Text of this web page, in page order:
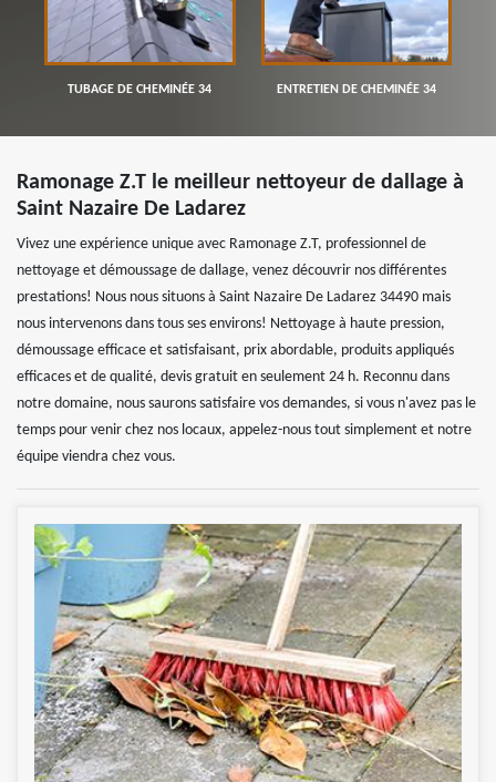
TUBAGE DE CHEMINÉE 34 ENTRETIEN DE CHEMINÉE 34
Ramonage Z.T le meilleur nettoyeur de dallage à
Saint Nazaire De Ladarez
Vivez une expérience unique avec Ramonage Z.T, professionnel de
nettoyage et démoussage de dallage, venez découvrir nos différentes
prestations! Nous nous situons à Saint Nazaire De Ladarez 34490 mais
nous intervenons dans tous ses environs! Nettoyage à haute pression,
démoussage efficace et satisfaisant, prix abordable, produits appliqués
efficaces et de qualité, devis gratuit en seulement 24 h. Reconnu dans
notre domaine, nous saurons satisfaire vos demandes, si vous n'avez pas le
temps pour venir chez nos locaux, appelez-nous tout simplement et notre
équipe viendra chez vous.